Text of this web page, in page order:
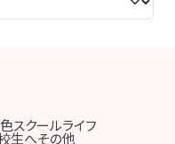
スクールライフ
生へその他